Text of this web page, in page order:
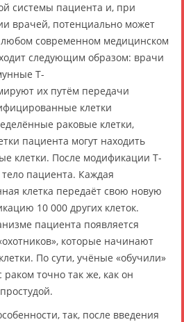
системы пациента и, при
врачей, потенциально может
современном медицинском
следующим образом: врачи
Т-
их путём передачи
клетки
раковые клетки,
пациента могут находить
клетки. После модификации Т-
пациента. Каждая
клетка передаёт свою новую
10 000 других клеток.
пациента появляется
которые начинают
По сути, учёные «обучили»
точно так же, как он
так, после введения